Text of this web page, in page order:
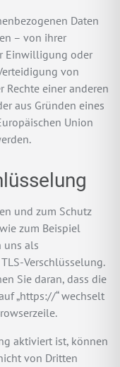
Daten
– von ihrer
Einwilligung oder
von
Rechte einer anderen
aus Gründen eines
Union
und zum Schutz
zum Beispiel
uns als
Verschlüsselung.
Sie daran, dass die
„https://“ wechselt
aktiviert ist, können
von Dritten